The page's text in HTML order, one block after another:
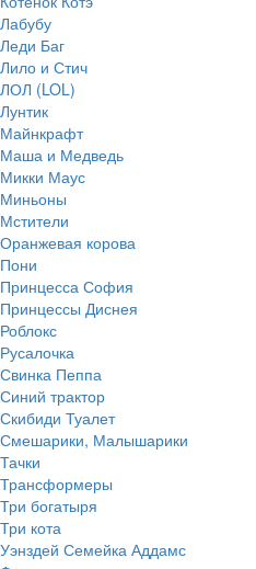
Лабубу
Леди Баг
Лило и Стич
ЛОЛ (LOL)
Лунтик
Майнкрафт
Маша и Медведь
Микки Маус
Миньоны
Мстители
Оранжевая корова
Пони
Принцесса София
Принцессы Диснея
Роблокс
Русалочка
Свинка Пеппа
Синий трактор
Скибиди Туалет
Смешарики, Малышарики
Тачки
Трансформеры
Три богатыря
Три кота
Уэнздей Семейка Аддамс